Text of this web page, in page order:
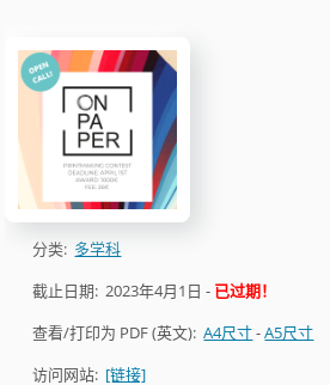
分类: 多学科
截止日期:2023年4月1日 - 已过期！
查看/打印为 PDF (英文):A4尺寸-A5尺寸
访问网站: [链接]